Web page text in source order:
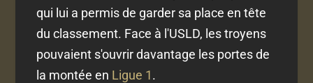
qui lui a permis de garder sa place en tête
du classement. Face à l'USLD, les troyens
pouvaient s'ouvrir davantage les portes de
la montée en Ligue 1.